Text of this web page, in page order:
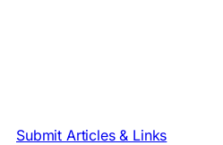
Submit Articles & Links